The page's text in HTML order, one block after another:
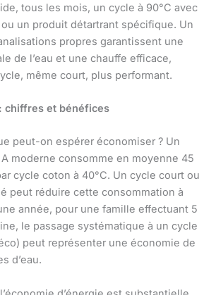
tous les mois, un cycle à 90°C avec
un produit détartrant spécifique. Un
propres garantissent une
de l’eau et une chauffe efficace,
même court, plus performant.
chiffres et bénéfices
peut-on espérer économiser ? Un
moderne consomme en moyenne 45
cycle coton à 40°C. Un cycle court ou
peut réduire cette consommation à
année, pour une famille effectuant 5
le passage systématique à un cycle
peut représenter une économie de
d’eau.